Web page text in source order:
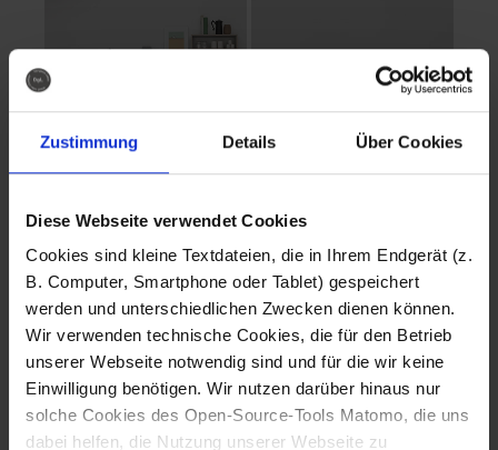
Zustimmung Details Über Cookies
Diese Webseite verwendet Cookies
Cookies sind kleine Textdateien, die in Ihrem Endgerät (z.
B. Computer, Smartphone oder Tablet) gespeichert
werden und unterschiedlichen Zwecken dienen können.
Wir verwenden technische Cookies, die für den Betrieb
unserer Webseite notwendig sind und für die wir keine
Einwilligung benötigen. Wir nutzen darüber hinaus nur
solche Cookies des Open-Source-Tools Matomo, die uns
dabei helfen, die Nutzung unserer Webseite zu
Fotografo: Lorenz
Sternbach
Download
Fotografo: Lorenz
Sternbach
Download